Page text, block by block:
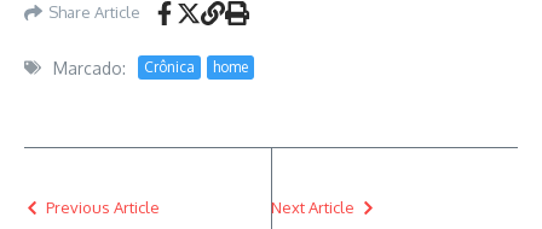
Share Article
Marcado: Crônica home
Previous Article Next Article